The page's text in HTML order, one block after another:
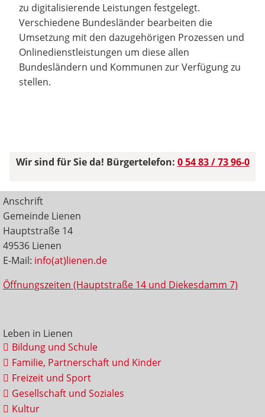
zu digitalisierende Leistungen festgelegt.
Verschiedene Bundesländer bearbeiten die
Umsetzung mit den dazugehörigen Prozessen und
Onlinedienstleistungen um diese allen
Bundesländern und Kommunen zur Verfügung zu
stellen.
Wir sind für Sie da! Bürgertelefon: 0 54 83 / 73 96-0
Anschrift
Gemeinde Lienen
Hauptstraße 14
49536 Lienen
E-Mail: info(at)lienen.de
Öffnungszeiten (Hauptstraße 14 und Diekesdamm 7)
Leben in Lienen
Bildung und Schule
Familie, Partnerschaft und Kinder
Freizeit und Sport
Gesellschaft und Soziales
Kultur